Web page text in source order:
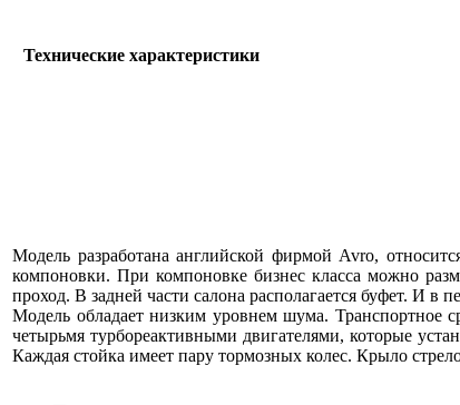
Технические характеристики
Модель разработана английской фирмой Avro,
компоновки. При компоновке бизнес класса можно
проход. В задней части салона располагается буфет. И в
Модель обладает низким уровнем шума. Транспортное
четырьмя турбореактивными двигателями, которые
Каждая стойка имеет пару тормозных колес. Крыло